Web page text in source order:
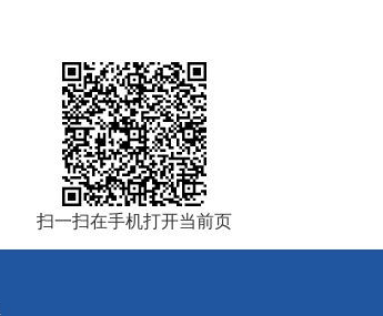
扫一扫在手机打开当前页